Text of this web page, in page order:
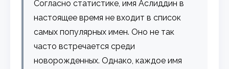
Согласно статистике, имя Аслиддин в
настоящее время не входит в список
самых популярных имен. Оно не так
часто встречается среди
новорожденных. Однако, каждое имя